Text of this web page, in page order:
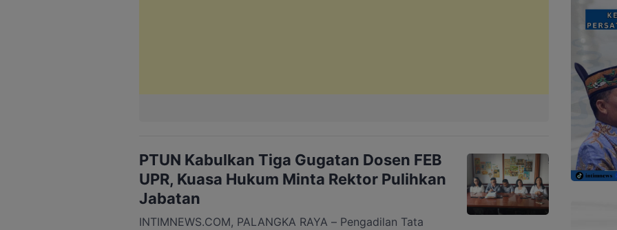
PTUN Kabulkan Tiga Gugatan Dosen FEB
UPR, Kuasa Hukum Minta Rektor Pulihkan
Jabatan
INTIMNEWS.COM, PALANGKA RAYA – Pengadilan Tata